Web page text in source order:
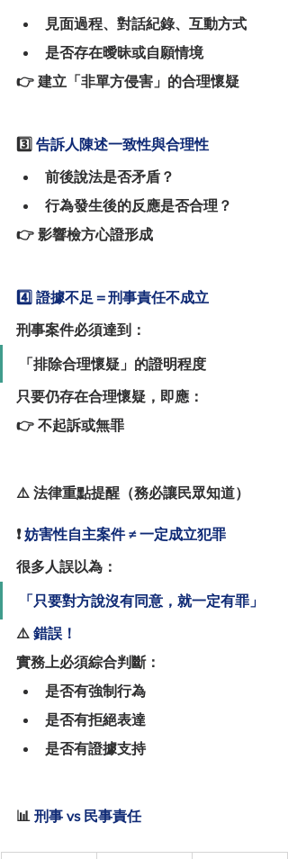
見面過程、對話紀錄、互動方式
是否存在曖昧或自願情境
👉 建立「非單方侵害」的合理懷疑
3️⃣ 告訴人陳述一致性與合理性
前後說法是否矛盾？
行為發生後的反應是否合理？
👉 影響檢方心證形成
4️⃣ 證據不足＝刑事責任不成立
刑事案件必須達到：
「排除合理懷疑」的證明程度
只要仍存在合理懷疑，即應：
👉 不起訴或無罪
⚠️ 法律重點提醒（務必讓民眾知道）
❗ 妨害性自主案件 ≠ 一定成立犯罪
很多人誤以為：
「只要對方說沒有同意，就一定有罪」
⚠️ 錯誤！
實務上必須綜合判斷：
是否有強制行為
是否有拒絕表達
是否有證據支持
📊 刑事 vs 民事責任